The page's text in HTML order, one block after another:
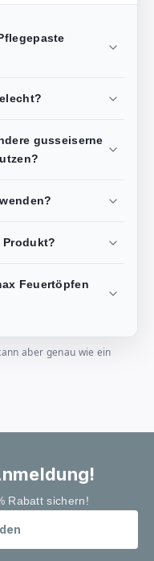
gusseiserne
Produkt?
Feuertöpfen
aber genau wie ein
Rabatt sichern!